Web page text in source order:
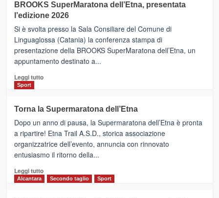
con
la
Al
via
i
collegamenti
BROOKS SuperMaratona dell’Etna, presentata
l’edizione 2026
Si è svolta presso la Sala Consiliare del Comune di
Linguaglossa (Catania) la conferenza stampa di
presentazione della BROOKS SuperMaratona dell’Etna, un
appuntamento destinato a...
Leggi tuttoLeggi
BROOKS
SuperMaratona
dell’Etna,
presentata
l’edizione
2026
Sport
Torna la Supermaratona dell’Etna
Dopo un anno di pausa, la Supermaratona dell’Etna è pronta
a ripartire! Etna Trail A.S.D., storica associazione
organizzatrice dell’evento, annuncia con rinnovato
entusiasmo il ritorno della...
Leggi tuttoLeggi
Alcantara Secondo taglio Sport